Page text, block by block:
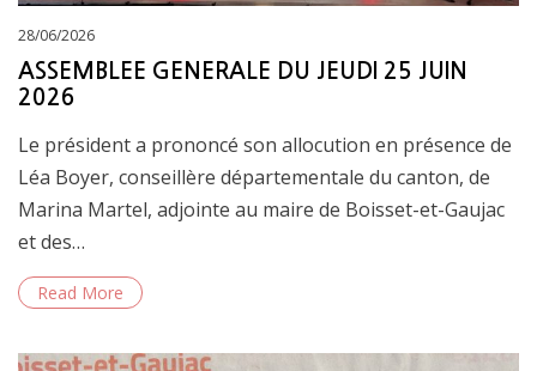
Posted
on
28/06/2026
ASSEMBLEE GENERALE DU JEUDI 25 JUIN
2026
Le président a prononcé son allocution en présence de
Léa Boyer, conseillère départementale du canton, de
Marina Martel, adjointe au maire de Boisset-et-Gaujac
et des…
Read More